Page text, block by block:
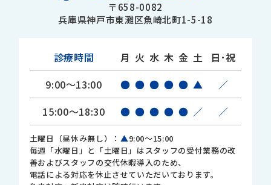
〒658-0082
兵庫県神戸市東灘区魚崎北町1-5-18
診療時間 月 火 水 木 金 土
日･祝
9:00～13:00
● ● ● ● ● ▲
／
15:00～18:30
● ● ● ● ● ／ ／
土曜日（昼休み無し）： ▲9:00～15:00
毎週「水曜日」と「土曜日」はスタッフの受付業務の改
善およびスタッフの交代休暇導入のため、
電話による対応を休止させていただいております。